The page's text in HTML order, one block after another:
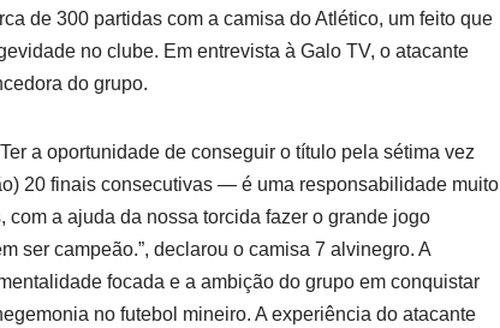
de 300 partidas com a camisa do Atlético, um feito que
no clube. Em entrevista à Galo TV, o atacante
do grupo.
a oportunidade de conseguir o título pela sétima vez
20 finais consecutivas — é uma responsabilidade muito
com a ajuda da nossa torcida fazer o grande jogo
ser campeão.”, declarou o camisa 7 alvinegro. A
focada e a ambição do grupo em conquistar
no futebol mineiro. A experiência do atacante